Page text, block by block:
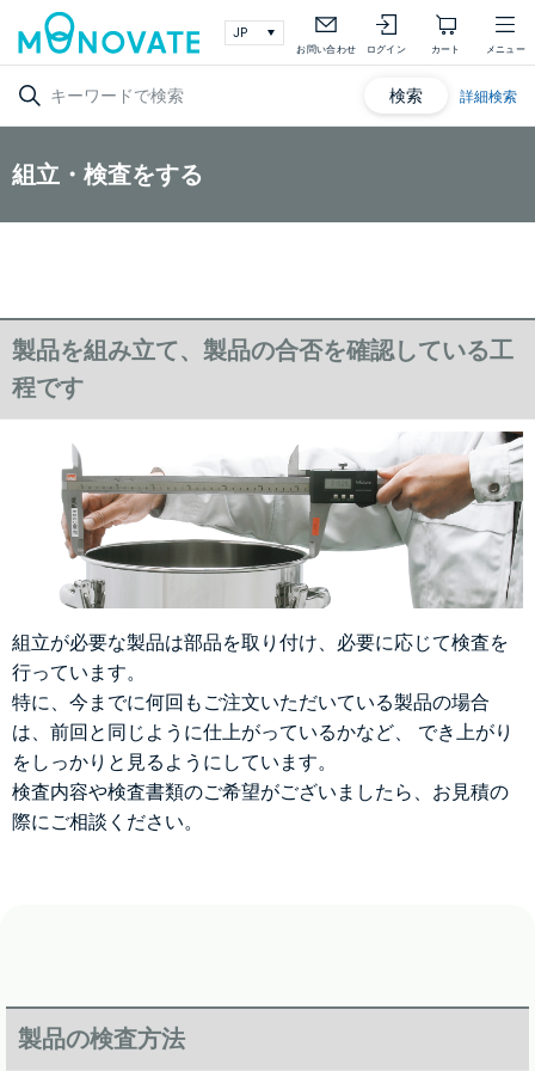
お問い合わせ ログイン カート メニュー
検索 詳細検索
組立・検査をする
製品を組み立て、製品の合否を確認している工
程です
組立が必要な製品は部品を取り付け、必要に応じて検査を
行っています。
特に、今までに何回もご注文いただいている製品の場合
は、前回と同じように仕上がっているかなど、 でき上がり
をしっかりと見るようにしています。
検査内容や検査書類のご希望がございましたら、お見積の
際にご相談ください。
製品の検査方法